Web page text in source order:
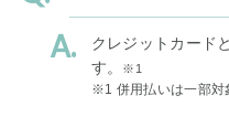
クレジットカード
す。
※1
※1 併用払いは一部対